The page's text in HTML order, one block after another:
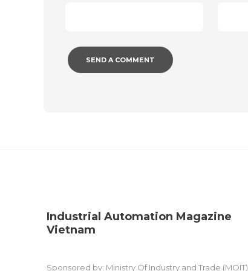
Industrial Automation Magazine
Vietnam
Sponsored by: Ministry Of Industry and Trade (MOIT)